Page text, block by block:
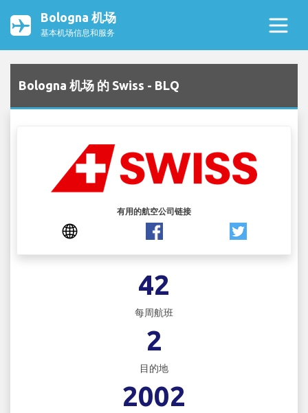
Bologna 机场
基本机场信息和服务
Bologna 机场 的 Swiss - BLQ
有用的航空公司链接
42
每周航班
2
目的地
2002